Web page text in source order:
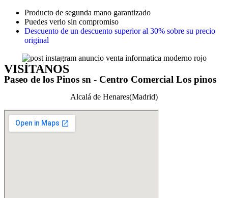
Producto de segunda mano garantizado
Puedes verlo sin compromiso
Descuento de un descuento superior al 30% sobre su precio
original
VISÍTANOS
Paseo de los Pinos sn - Centro Comercial Los pinos
Alcalá de Henares(Madrid)